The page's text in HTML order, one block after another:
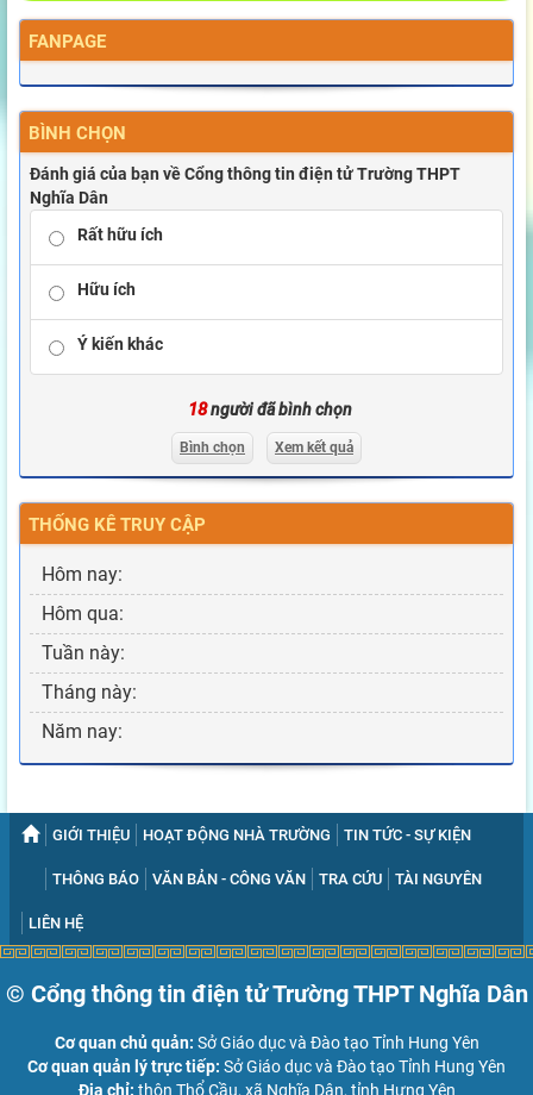
FANPAGE
BÌNH CHỌN
Đánh giá của bạn về Cổng thông tin điện tử Trường THPT
Nghĩa Dân
Rất hữu ích
Hữu ích
Ý kiến khác
18người đã bình chọn
Bình chọn Xem kết quả
THỐNG KÊ TRUY CẬP
Hôm nay:
Hôm qua:
Tuần này:
Tháng này:
Năm nay:
GIỚI THIỆU HOẠT ĐỘNG NHÀ TRƯỜNG TIN TỨC - SỰ KIỆN
THÔNG BÁO VĂN BẢN - CÔNG VĂN TRA CỨU TÀI NGUYÊN
LIÊN HỆ
© Cổng thông tin điện tử Trường THPT Nghĩa Dân
Cơ quan chủ quản: Sở Giáo dục và Đào tạo Tỉnh Hung Yên
Cơ quan quản lý trực tiếp: Sở Giáo dục và Đào tạo Tỉnh Hung Yên
Địa chỉ: thôn Thổ Cầu, xã Nghĩa Dân, tỉnh Hưng Yên